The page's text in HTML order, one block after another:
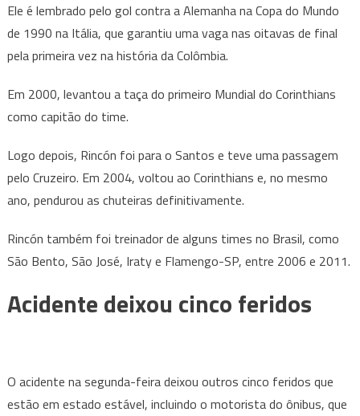
Ele é lembrado pelo gol contra a Alemanha na Copa do Mundo
de 1990 na Itália, que garantiu uma vaga nas oitavas de final
pela primeira vez na história da Colômbia.
Em 2000, levantou a taça do primeiro Mundial do Corinthians
como capitão do time.
Logo depois, Rincón foi para o Santos e teve uma passagem
pelo Cruzeiro. Em 2004, voltou ao Corinthians e, no mesmo
ano, pendurou as chuteiras definitivamente.
Rincón também foi treinador de alguns times no Brasil, como
São Bento, São José, Iraty e Flamengo-SP, entre 2006 e 2011.
Acidente deixou cinco feridos
O acidente na segunda-feira deixou outros cinco feridos que
estão em estado estável, incluindo o motorista do ônibus, que